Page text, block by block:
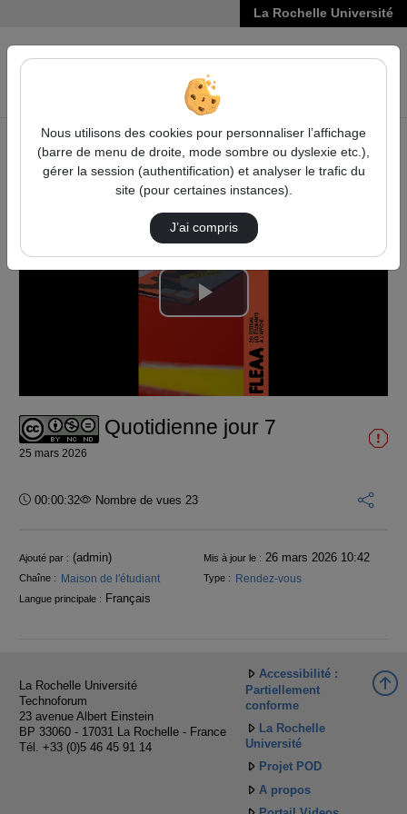
La Rochelle Université
VIDÉOS
Accueil Vidéos Quotidienne jour 7
Lire
la
vidéo
Quotidienne jour 7
25 mars 2026
Durée :
00:00:32 Nombre de vues 23
Informations
Ajouté par : (admin) Mis à jour le : 26 mars 2026 10:42
Chaîne : Maison de l'étudiant Type : Rendez-vous
Langue principale : Français
La Rochelle Université
Technoforum
23 avenue Albert Einstein
BP 33060 - 17031 La Rochelle - France
Tél. +33 (0)5 46 45 91 14
Accessibilité :
Partiellement
conforme
La Rochelle
Université
Projet POD
A propos
Nous utilisons des cookies pour personnaliser l’affichage
(barre de menu de droite, mode sombre ou dyslexie etc.),
gérer la session (authentification) et analyser le trafic du
site (pour certaines instances).
J’ai compris